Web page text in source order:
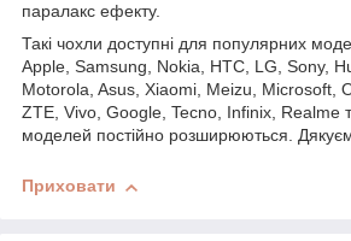
паралакс ефекту.
Такі чохли доступні для популярних
Apple, Samsung, Nokia, HTC, LG, Sony,
Motorola, Asus, Xiaomi, Meizu, Microsoft,
ZTE, Vivo, Google, Tecno, Infinix, Realme
моделей постійно розширюються.
Приховати